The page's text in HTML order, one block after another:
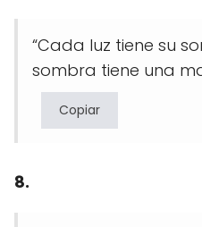
“Cada luz tiene su
sombra tiene una
Copiar
8.